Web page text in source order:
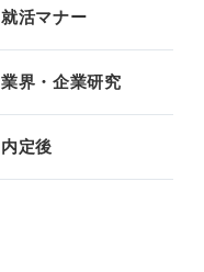
就活マナー
業界・企業研究
内定後